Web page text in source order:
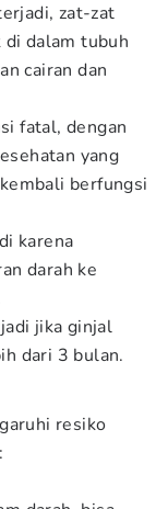
zat-zat
di dalam tubuh
cairan dan
fatal, dengan
yang
berfungsi
karena
darah ke
jika ginjal
dari 3 bulan.
resiko